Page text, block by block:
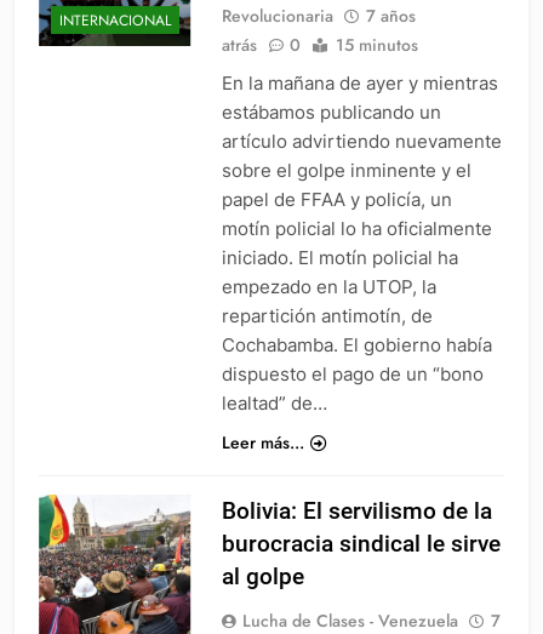
INTERNACIONAL
Revolucionaria
7 años
atrás
0 15 minutos
En la mañana de ayer y mientras
estábamos publicando un
artículo advirtiendo nuevamente
sobre el golpe inminente y el
papel de FFAA y policía, un
motín policial lo ha oficialmente
iniciado. El motín policial ha
empezado en la UTOP, la
repartición antimotín, de
Cochabamba. El gobierno había
dispuesto el pago de un “bono
lealtad” de…
Leer más...
Bolivia: El servilismo de la
burocracia sindical le sirve
al golpe
Lucha de Clases - Venezuela
7